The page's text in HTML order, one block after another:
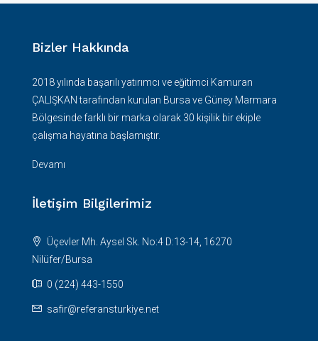
Bizler Hakkında
2018 yılında başarılı yatırımcı ve eğitimci Kamuran
ÇALIŞKAN tarafından kurulan Bursa ve Güney Marmara
Bölgesinde farklı bir marka olarak 30 kişilik bir ekiple
çalışma hayatına başlamıştır.
Devamı
İletişim Bilgilerimiz
Üçevler Mh. Aysel Sk. No:4 D:13-14, 16270
Nilüfer/Bursa
0 (224) 443-1550
safir@referansturkiye.net